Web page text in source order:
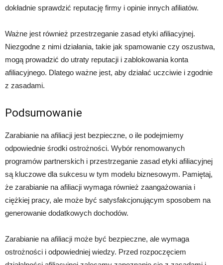
dokładnie sprawdzić reputację firmy i opinie innych afiliatów.
Ważne jest również przestrzeganie zasad etyki afiliacyjnej.
Niezgodne z nimi działania, takie jak spamowanie czy oszustwa,
mogą prowadzić do utraty reputacji i zablokowania konta
afiliacyjnego. Dlatego ważne jest, aby działać uczciwie i zgodnie
z zasadami.
Podsumowanie
Zarabianie na afiliacji jest bezpieczne, o ile podejmiemy
odpowiednie środki ostrożności. Wybór renomowanych
programów partnerskich i przestrzeganie zasad etyki afiliacyjnej
są kluczowe dla sukcesu w tym modelu biznesowym. Pamiętaj,
że zarabianie na afiliacji wymaga również zaangażowania i
ciężkiej pracy, ale może być satysfakcjonującym sposobem na
generowanie dodatkowych dochodów.
Zarabianie na afiliacji może być bezpieczne, ale wymaga
ostrożności i odpowiedniej wiedzy. Przed rozpoczęciem